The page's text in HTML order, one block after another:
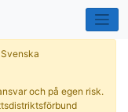
och på egen risk.